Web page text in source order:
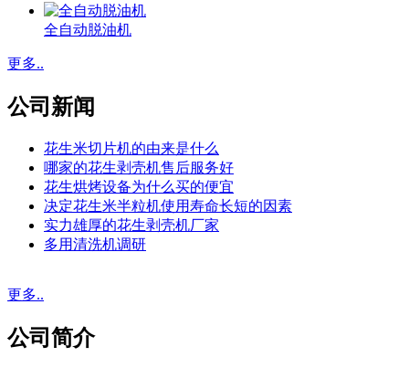
全自动脱油机
更多..
公司新闻
花生米切片机的由来是什么
哪家的花生剥壳机售后服务好
花生烘烤设备为什么买的便宜
决定花生米半粒机使用寿命长短的因素
实力雄厚的花生剥壳机厂家
多用清洗机调研
更多..
公司简介